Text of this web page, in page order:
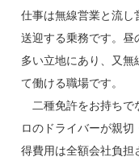
仕事は無線営業と流し
送迎する乗務です。昼
多い立地にあり、又無
て働ける職場です。
二種免許をお持ちで
ロのドライバーが親
得費用は全額会社負担